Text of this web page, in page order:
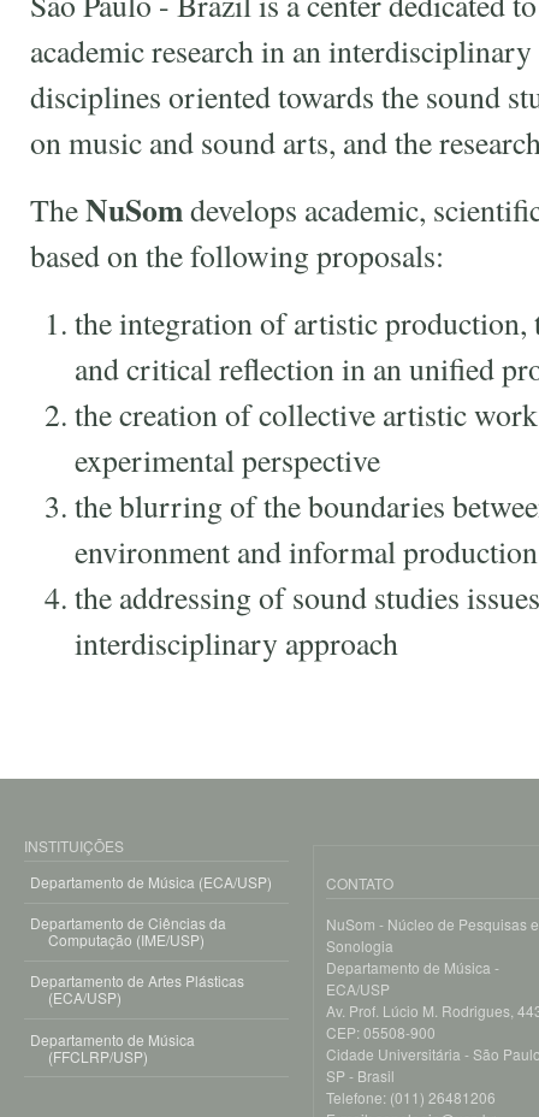
academic research in an
disciplines oriented towards the sound
on music and sound arts, and the
TheNuSomdevelops academic,
based on the following proposals:
the integration of artistic production,
and critical reflection in an unified
the creation of collective artistic
experimental perspective
the blurring of the boundaries
environment and informal production
the addressing of sound studies
interdisciplinary approach
INSTITUIÇÕES
Departamento de Música (ECA/USP)
Departamento de Ciências da
Computação (IME/USP)
Departamento de Artes Plásticas
(ECA/USP)
Departamento de Música
(FFCLRP/USP)
CONTATO
NuSom - Núcleo de Pesquisas
Sonologia
Departamento de Música -
ECA/USP
Av. Prof. Lúcio M. Rodrigues,
CEP: 05508-900
Cidade Universitária - São
SP - Brasil
Telefone: (011) 26481206